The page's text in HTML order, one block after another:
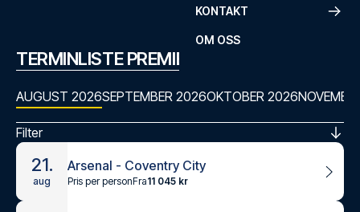
KONTAKT
OM OSS
TERMINLISTE PREMIER LEAGUE
AUGUST 2026SEPTEMBER 2026OKTOBER 2026
Filter
21.
aug
Arsenal - Coventry City
Pris per personFra11 045 kr